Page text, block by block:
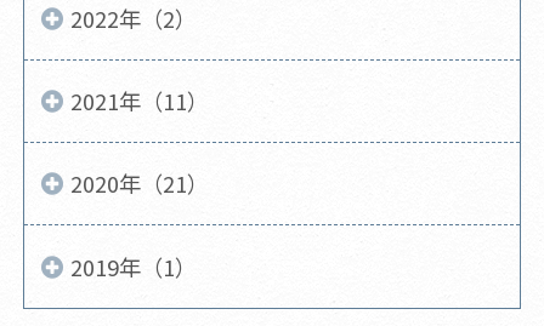
2022年（2）
2021年（11）
2020年（21）
2019年（1）